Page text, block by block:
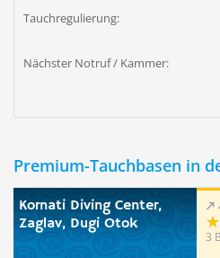
Tauchregulierung:
Nächster Notruf / Kammer:
Premium-Tauchbasen in
Kornati Diving Center,
Zaglav, Dugi Otok
3